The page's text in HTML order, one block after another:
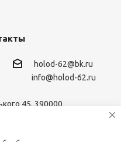
holod-62@bk.ru
info@holod-62.ru
45, 390000